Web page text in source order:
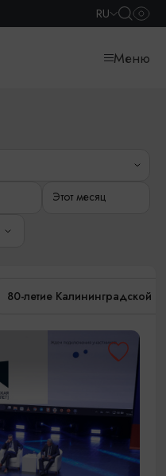
RU
Меню
Этот месяц
80-летие Калининградской